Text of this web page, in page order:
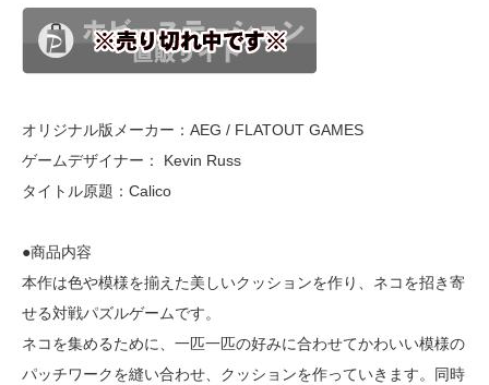
オリジナル版メーカー：AEG / FLATOUT GAMES
ゲームデザイナー： Kevin Russ
タイトル原題：Calico
●商品内容
本作は色や模様を揃えた美しいクッションを作り、ネコを招き寄
せる対戦パズルゲームです。
ネコを集めるために、一匹一匹の好みに合わせてかわいい模様の
パッチワークを縫い合わせ、クッションを作っていきます。同時